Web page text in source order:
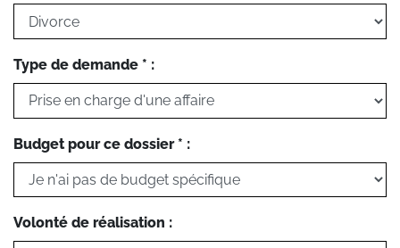
Type de demande * :
Budget pour ce dossier * :
Volonté de réalisation :